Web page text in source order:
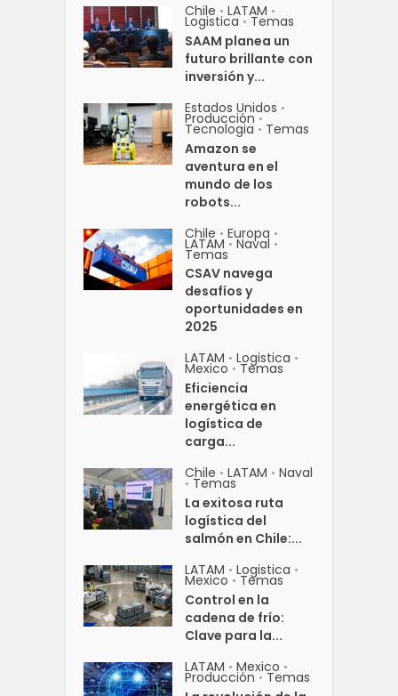
Chile • LATAM •
Logistica • Temas
SAAM planea un
futuro brillante con
inversión y...
Estados Unidos •
Producción •
Tecnologia • Temas
Amazon se
aventura en el
mundo de los
robots...
Chile • Europa •
LATAM • Naval •
Temas
CSAV navega
desafíos y
oportunidades en
2025
LATAM • Logistica •
Mexico • Temas
Eficiencia
energética en
logística de
carga...
Chile • LATAM • Naval
• Temas
La exitosa ruta
logística del
salmón en Chile:...
LATAM • Logistica •
Mexico • Temas
Control en la
cadena de frío:
Clave para la...
LATAM • Mexico •
Producción • Temas